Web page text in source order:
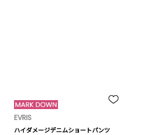
EVRIS
ハイダメージデニムショートパンツ